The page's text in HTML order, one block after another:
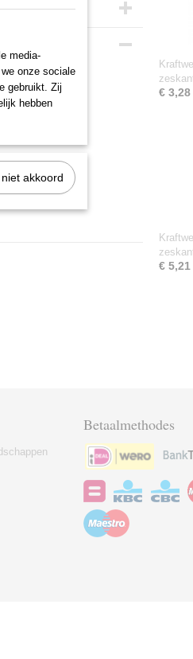
€ 3,28
€ 5,21
Betaalmethodes
media-
onze sociale
gebruikt. Zij
hebben
akkoord